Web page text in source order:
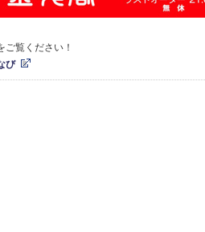
ご覧ください！
び